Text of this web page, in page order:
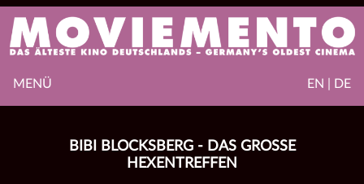
EN | DE
MENÜ
BIBI BLOCKSBERG - DAS GROSSE H
EXENTREFFEN